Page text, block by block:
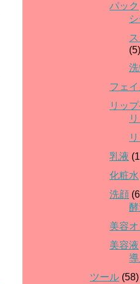
パック
(5)
フェ
リッ
乳液
化粧水
洗顔
美容
美容液
ツール (58)